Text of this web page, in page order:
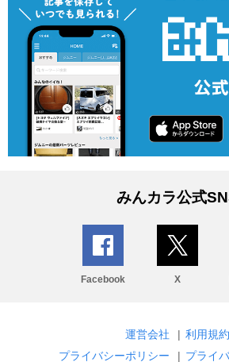
みんカラ公式
Facebook X
運営会社 | 利用規約
プライバシーポリシー
| プライ